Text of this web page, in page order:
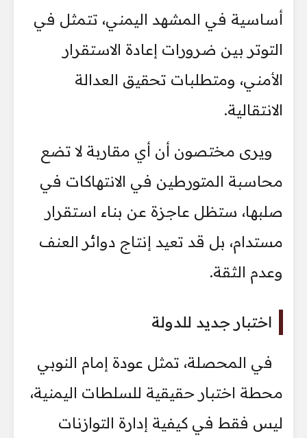
أساسية في المشهد اليمني، تتمثل في
التوتر بين ضرورات إعادة الاستقرار
الأمني، ومتطلبات تحقيق العدالة
الانتقالية.
ويرى مختصون أن أي مقاربة لا تضع
محاسبة المتورطين في الانتهاكات في
صلبها، ستظل عاجزة عن بناء استقرار
مستدام، بل قد تعيد إنتاج دوائر العنف
وعدم الثقة.
اختبار جديد للدولة
في المحصلة، تمثل عودة إمام النوبي
محطة اختبار حقيقية للسلطات اليمنية،
ليس فقط في كيفية إدارة التوازنات